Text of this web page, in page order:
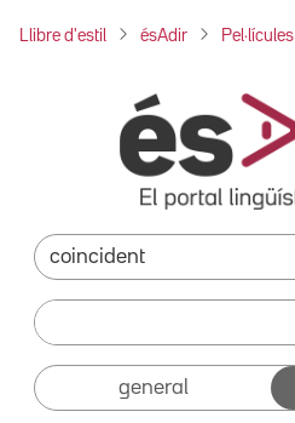
Llibre d'estil ésAdir Pel·lícules
general